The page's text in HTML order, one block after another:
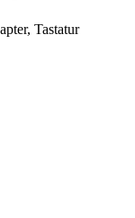
Tastatur